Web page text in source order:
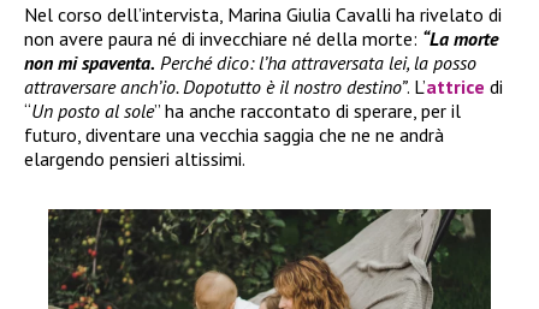
Nel corso dell’intervista, Marina Giulia Cavalli ha rivelato di
non avere paura né di invecchiare né della morte: “La morte
non mi spaventa. Perché dico: l’ha attraversata lei, la posso
attraversare anch’io. Dopotutto è il nostro destino”. L’attrice di
“Un posto al sole” ha anche raccontato di sperare, per il
futuro, diventare una vecchia saggia che ne ne andrà
elargendo pensieri altissimi.